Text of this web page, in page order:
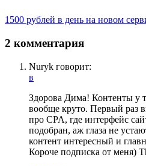
1500 рублей в день на новом
2 комментария
Nuryk говорит:
в
Здорова Дима! Контенты у
вообще круто. Первый раз
про CPA, где интерфейс
подобран, аж глаза не
контент интересный и
Короче подписка от меня)